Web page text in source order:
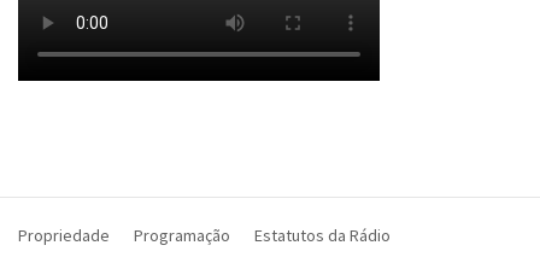
Propriedade Programação Estatutos da Rádio